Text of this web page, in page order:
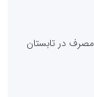
در تابستان